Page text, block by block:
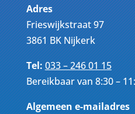
Adres
Frieswijkstraat 97
3861 BK Nijkerk
Tel:033 – 246 01 15
Bereikbaar van 8:30 –
Algemeen e-mailadres